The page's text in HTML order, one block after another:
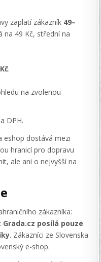
zaplatí zákazník 49–
na 49 Kč, střední na
.
na zvolenou
DPH.
eshop dostává mezi
hranicí pro dopravu
ale ani o nejvyšší na
zákazníka:
Grada.cz posílá pouze
. Zákazníci ze Slovenska
e-shop.